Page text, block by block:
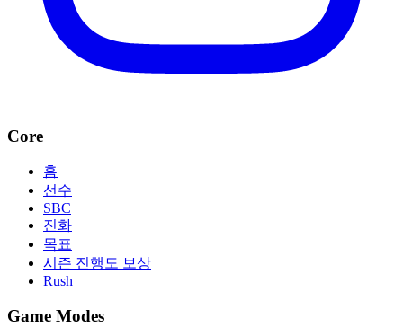
Core
홈
선수
SBC
진화
목표
시즌 진행도 보상
Rush
Game Modes